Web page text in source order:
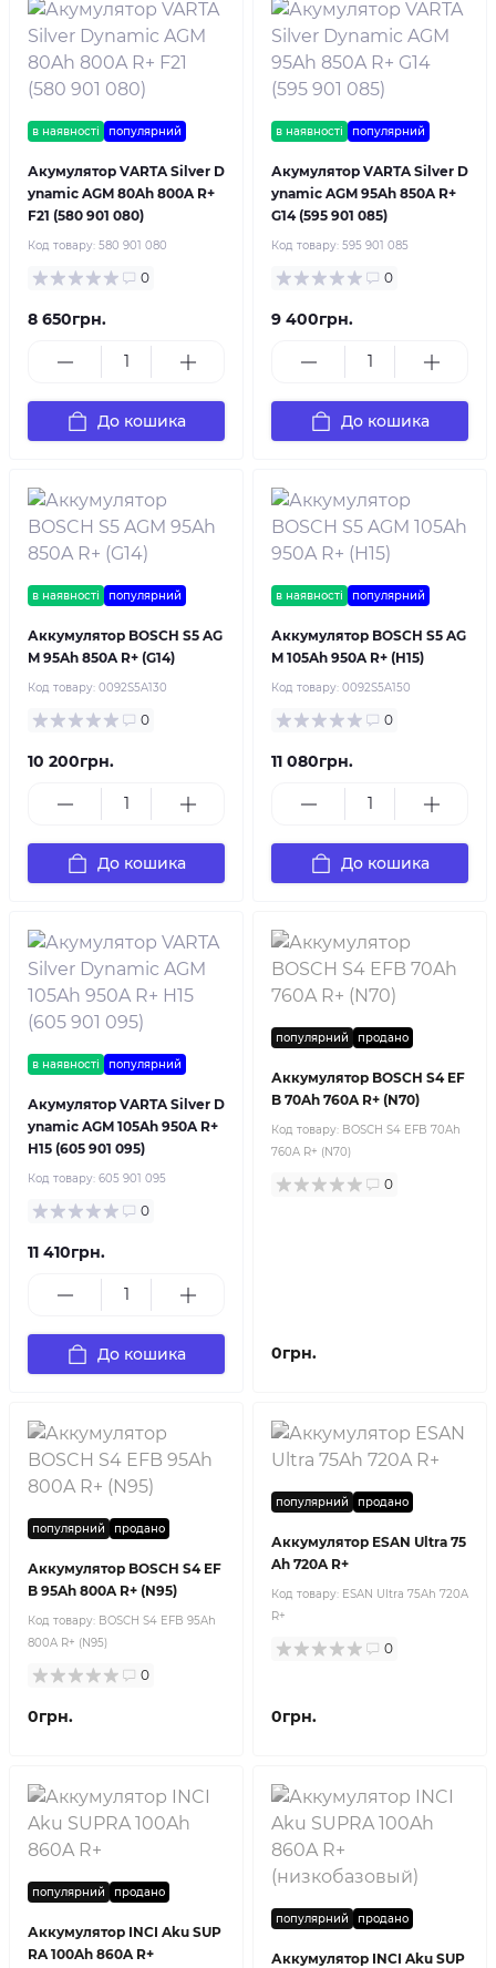
в наявності популярний
Акумулятор VARTA Silver D
ynamic AGM 80Ah 800A R+
F21 (580 901 080)
Код товару: 580 901 080
0
8 650грн.
До кошика
в наявності популярний
Акумулятор VARTA Silver D
ynamic AGM 95Ah 850A R+
G14 (595 901 085)
Код товару: 595 901 085
0
9 400грн.
До кошика
в наявності популярний
Аккумулятор BOSCH S5 AG
M 95Ah 850A R+ (G14)
Код товару: 0092S5A130
0
10 200грн.
До кошика
в наявності популярний
Аккумулятор BOSCH S5 AG
M 105Ah 950A R+ (H15)
Код товару: 0092S5A150
0
11 080грн.
До кошика
в наявності популярний
Акумулятор VARTA Silver D
ynamic AGM 105Ah 950A R+
H15 (605 901 095)
Код товару: 605 901 095
0
11 410грн.
До кошика
популярний продано
Аккумулятор BOSCH S4 EF
B 70Ah 760A R+ (N70)
Код товару: BOSCH S4 EFB 70Ah
760A R+ (N70)
0
0грн.
популярний продано
Аккумулятор BOSCH S4 EF
B 95Ah 800A R+ (N95)
Код товару: BOSCH S4 EFB 95Ah
800A R+ (N95)
0
0грн.
популярний продано
Аккумулятор ESAN Ultra 75
Ah 720A R+
Код товару: ESAN Ultra 75Ah 720A
R+
0
0грн.
популярний продано
Аккумулятор INCI Aku SUP
RA 100Ah 860A R+
популярний продано
Аккумулятор INCI Aku SUP